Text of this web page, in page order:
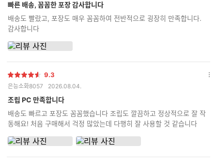
빠른 배송, 꼼꼼한 포장 감사합니다
배송도 빨랐고, 포장도 매우 꼼꼼하여 전반적으로 굉장히 만족합니다.
감사합니다
별
점
9.3
은능소화8057 2026.08.04.
조립 PC 만족합니다
배송도 빠르고 포장도 꼼꼼했습니다 조립도 깔끔하고 정상적으로 잘 작
동해요! 처음 구매해서 걱정 많았는데 다행히 잘 사용할 것 같습니다
옵